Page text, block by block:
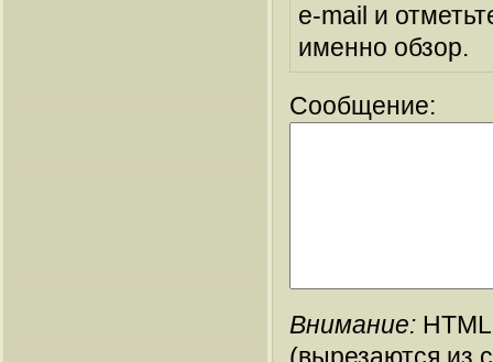
e-mail и
именно обзор.
Сообщение:
Внимание: